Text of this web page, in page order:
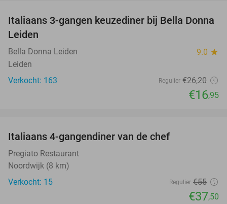
35%
Italiaans 3-gangen keuzediner bij Bella Donna
Leiden
Bella Donna Leiden 9.0 star
Leiden
Verkocht: 163
Regulier €26,20
€16,95
Italiaans 4-gangendiner van de chef
Pregiato Restaurant
Noordwijk (8 km)
Verkocht: 15
Regulier €55
€37,50